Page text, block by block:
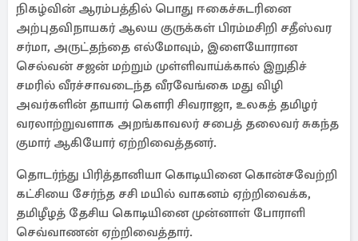
நிகழ்வின் ஆரம்பத்தில் பொது ஈகைச்சுடரினை
அற்புதவிநாயகர் ஆலய குருக்கள் பிரம்மசிறி சதீஸ்வர
சர்மா, அருட்தந்தை எல்மோவும், இளையோரான
செல்வன் சஜன் மற்றும் முள்ளிவாய்க்கால் இறுதிச்
சமரில் வீரச்சாவடைந்த வீரவேங்கை மது விழி
அவர்களின் தாயார் கௌரி சிவராஜா, உலகத் தமிழர்
வரலாற்றுவளாக அறங்காவலர் சபைத் தலைவர் சுகந்த
குமார் ஆகியோர் ஏற்றிவைத்தனர்.
தொடர்ந்து பிரித்தானியா கொடியினை கொன்சவேற்றி
கட்சியை சேர்ந்த சசி மயில் வாகனம் ஏற்றிவைக்க,
தமிழீழத் தேசிய கொடியினை முன்னாள் போராளி
செவ்வாணன் ஏற்றிவைத்தார்.